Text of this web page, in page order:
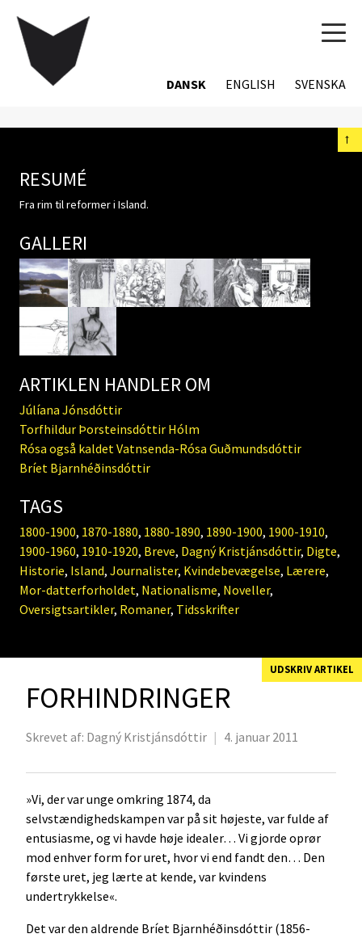
DANSK ENGLISH SVENSKA
←
RESUMÉ
Fra rim til reformer i Island.
GALLERI
ARTIKLEN HANDLER OM
Júlíana Jónsdóttir
Torfhildur Þorsteinsdóttir Hólm
Rósa også kaldet Vatnsenda-Rósa Guðmundsdóttir
Bríet Bjarnhéðinsdóttir
TAGS
1800-1900, 1870-1880, 1880-1890, 1890-1900, 1900-1910,
1900-1960, 1910-1920, Breve, Dagný Kristjánsdóttir, Digte,
Historie, Island, Journalister, Kvindebevægelse, Lærere,
Mor-datterforholdet, Nationalisme, Noveller,
Oversigtsartikler, Romaner, Tidsskrifter
UDSKRIV ARTIKEL
FORHINDRINGER
Skrevet af: Dagný Kristjánsdóttir | 4. januar 2011
»Vi, der var unge omkring 1874, da
selvstændighedskampen var på sit højeste, var fulde af
entusiasme, og vi havde høje idealer… Vi gjorde oprør
mod enhver form for uret, hvor vi end fandt den… Den
første uret, jeg lærte at kende, var kvindens
undertrykkelse«.
Det var den aldrende Bríet Bjarnhéðinsdóttir (1856-